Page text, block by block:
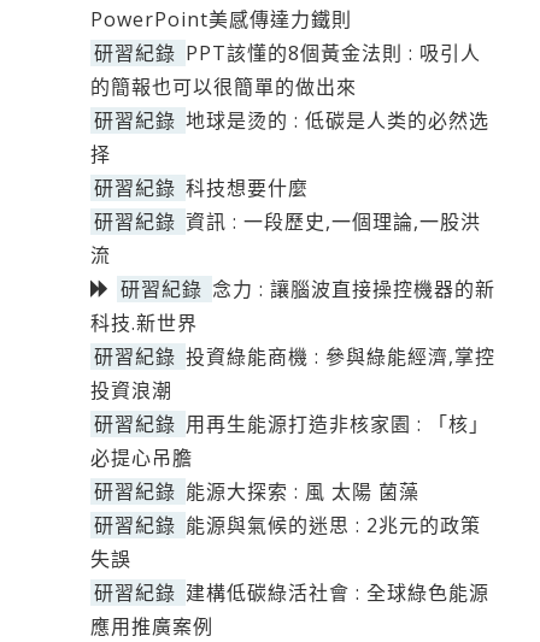
PowerPoint美感傳達力鐵則
研習紀錄 PPT該懂的8個黃金法則 : 吸引人
的簡報也可以很簡單的做出來
研習紀錄 地球是烫的 : 低碳是人类的必然选
择
研習紀錄 科技想要什麼
研習紀錄 資訊 : 一段歷史,一個理論,一股洪
流
研習紀錄 念力 : 讓腦波直接操控機器的新
科技.新世界
研習紀錄 投資綠能商機 : 參與綠能經濟,掌控
投資浪潮
研習紀錄 用再生能源打造非核家園 : 「核」
必提心吊膽
研習紀錄 能源大探索 : 風 太陽 菌藻
研習紀錄 能源與氣候的迷思 : 2兆元的政策
失誤
研習紀錄 建構低碳綠活社會 : 全球綠色能源
應用推廣案例